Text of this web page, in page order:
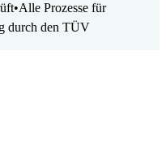
•Alle Prozesse für
durch den TÜV